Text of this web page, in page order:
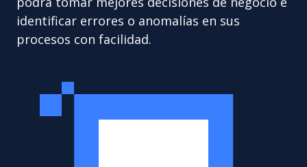
identificar errores o anomalías en sus
procesos con facilidad.